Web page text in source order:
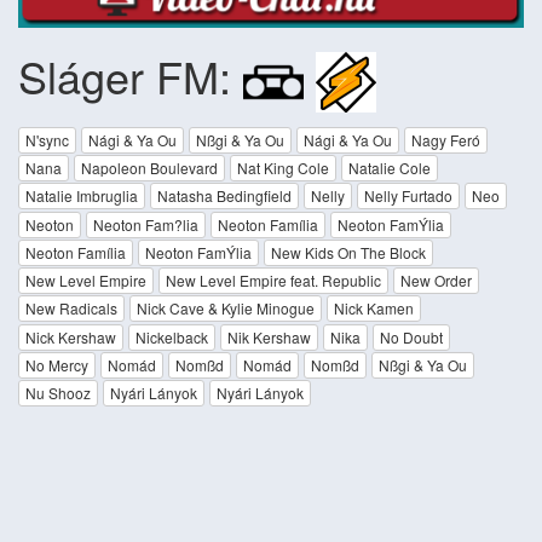
Sláger FM:
N'sync Nági & Ya Ou Nßgi & Ya Ou Nági & Ya Ou
Nagy Feró
Nana
Napoleon Boulevard Nat King Cole
Natalie Cole
Natalie Imbruglia
Natasha Bedingfield Nelly Nelly Furtado
Neo
Neoton
Neoton Fam?lia Neoton Família
Neoton FamÝlia
Neoton Família
Neoton FamÝlia
New Kids On The Block
New Level Empire
New Level Empire feat. Republic
New Order
New Radicals
Nick Cave & Kylie Minogue
Nick Kamen
Nick Kershaw
Nickelback Nik Kershaw Nika
No Doubt
No Mercy
Nomád Nomßd Nomád Nomßd
Nßgi & Ya Ou
Nu Shooz
Nyári Lányok Nyári Lányok